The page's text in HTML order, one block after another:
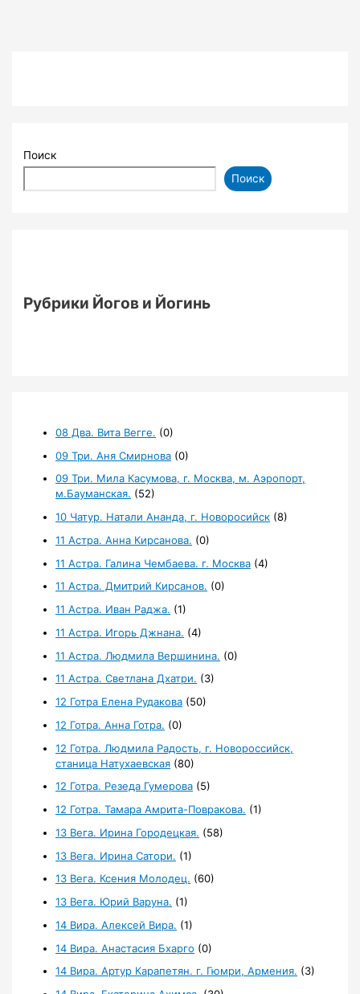
Поиск
Поиск
Рубрики Йогов и Йогинь
08 Два. Вита Вегге. (0)
09 Три. Аня Смирнова (0)
09 Три. Мила Касумова, г. Москва, м. Аэропорт,
м.Бауманская. (52)
10 Чатур. Натали Ананда, г. Новоросийск (8)
11 Астра. Анна Кирсанова. (0)
11 Астра. Галина Чембаева. г. Москва (4)
11 Астра. Дмитрий Кирсанов. (0)
11 Астра. Иван Раджа. (1)
11 Астра. Игорь Джнана. (4)
11 Астра. Людмила Вершинина. (0)
11 Астра. Светлана Дхатри. (3)
12 Готра Елена Рудакова (50)
12 Готра. Анна Готра. (0)
12 Готра. Людмила Радость, г. Новороссийск,
станица Натухаевская (80)
12 Готра. Резеда Гумерова (5)
12 Готра. Тамара Амрита-Повракова. (1)
13 Вега. Ирина Городецкая. (58)
13 Вега. Ирина Сатори. (1)
13 Вега. Ксения Молодец. (60)
13 Вега. Юрий Варуна. (1)
14 Вира. Алексей Вира. (1)
14 Вира. Анастасия Бхарго (0)
14 Вира. Артур Карапетян. г. Гюмри, Армения. (3)